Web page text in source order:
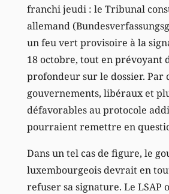
franchi jeudi : le Tribunal
allemand
un feu vert provisoire à la
18 octobre, tout en prévoyant
profondeur sur le dossier. Par
gouvernements, libéraux et
défavorables au protocole
pourraient remettre en
Dans un tel cas de figure, le
luxembourgeois devrait en
refuser sa signature. Le LSAP